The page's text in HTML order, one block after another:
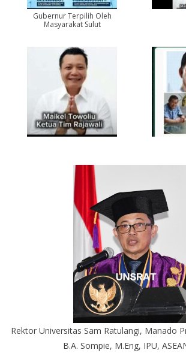
Gubernur Terpilih Oleh
Masyarakat Sulut
Rektor Universitas Sam Ratulangi, Manado
B.A. Sompie, M.Eng, IPU,